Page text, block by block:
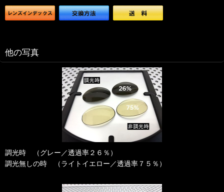
他の写真
調光時 （グレー／透過率２６％）
調光無しの時 （ライトイエロー／透過率７５％）